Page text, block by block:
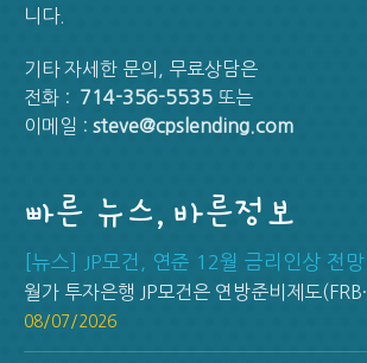
니다.
기타 자세한 문의, 무료상담은
전화 : 714-356-5535 또는
이메일 : steve@cpslending.com
빠른 뉴스, 바른정보
[뉴스] JP모건, 연준 12월 금리인상 전망
월가 투자은행 JP모건은 연방준비제도(FRB·
08/07/2026